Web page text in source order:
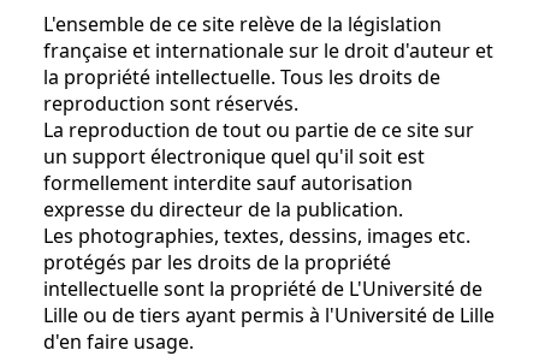
L'ensemble de ce site relève de la législation
française et internationale sur le droit d'auteur et
la propriété intellectuelle. Tous les droits de
reproduction sont réservés.
La reproduction de tout ou partie de ce site sur
un support électronique quel qu'il soit est
formellement interdite sauf autorisation
expresse du directeur de la publication.
Les photographies, textes, dessins, images etc.
protégés par les droits de la propriété
intellectuelle sont la propriété de L'Université de
Lille ou de tiers ayant permis à l'Université de Lille
d'en faire usage.